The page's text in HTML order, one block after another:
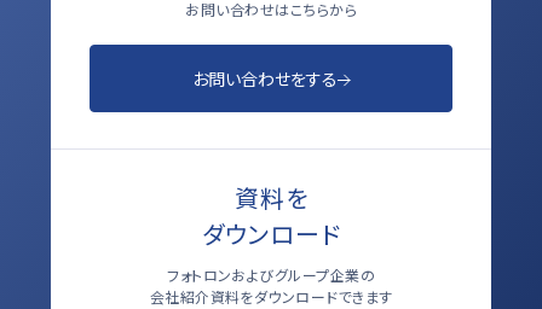
お問い合わせはこちらから
お問い合わせをする
資料を
ダウンロード
フォトロンおよびグループ企業の
会社紹介資料をダウンロードできます